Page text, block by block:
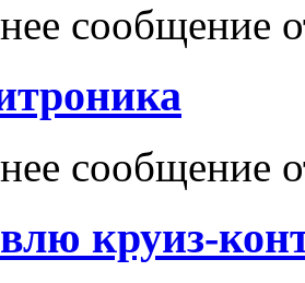
сообщение
сообщение
круиз-